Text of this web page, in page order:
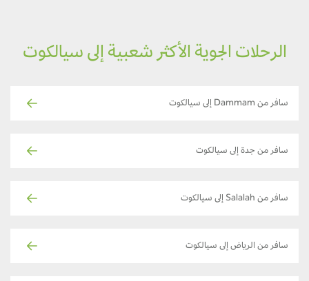
الرحلات الجوية الأكثر شعبية إلى سيالكوت
سافر من Dammam إلى سيالكوت
سافر من جدة إلى سيالكوت
سافر من Salalah إلى سيالكوت
سافر من الرياض إلى سيالكوت